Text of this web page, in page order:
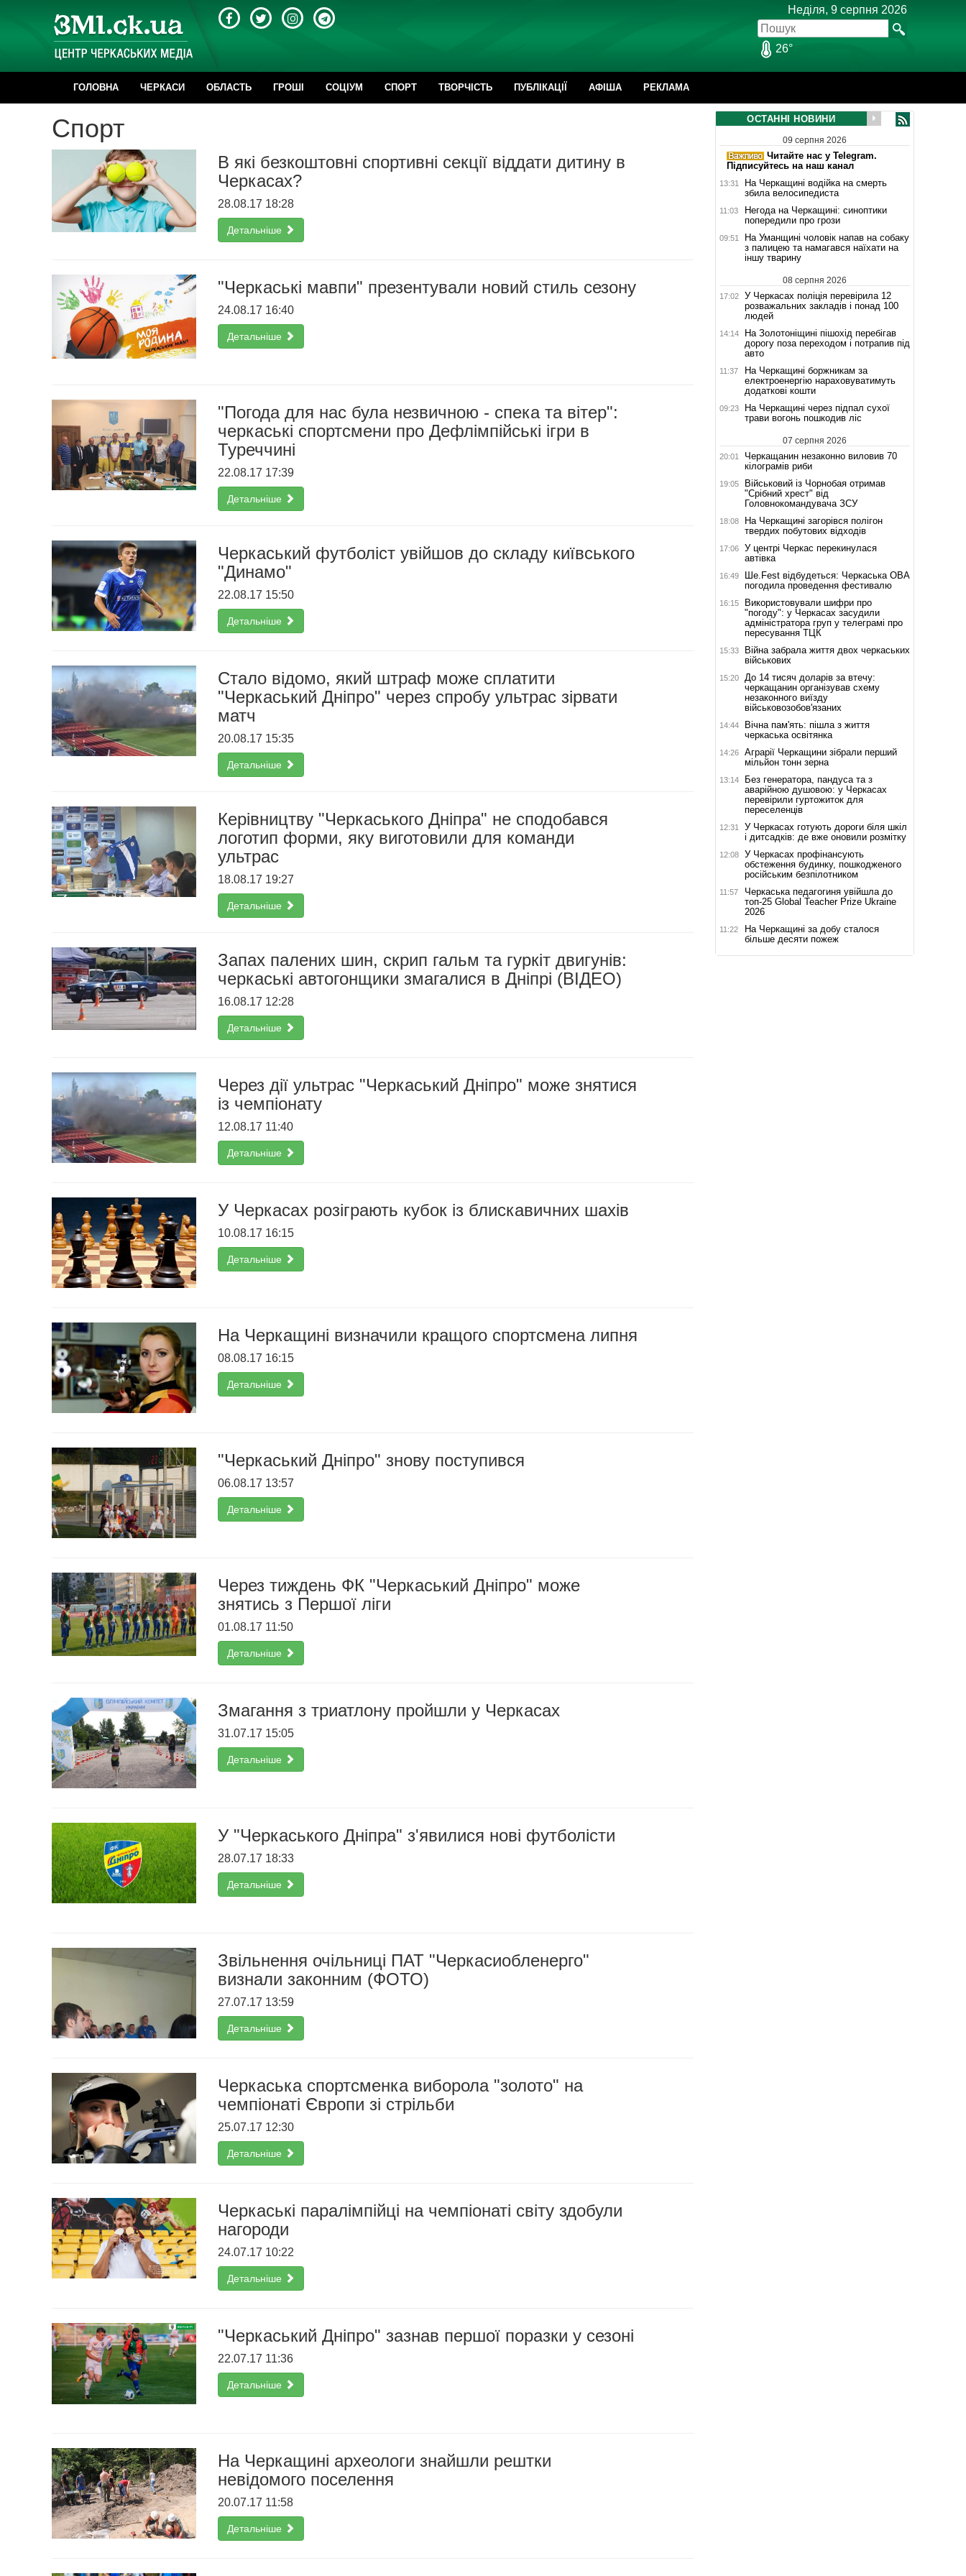
Неділя, 9 серпня 2026
26°
ГОЛОВНА ЧЕРКАСИ ОБЛАСТЬ ГРОШІ CОЦІУМ СПОРТ ТВОРЧІСТЬ ПУБЛІКАЦІЇ АФІША РЕКЛАМА
Cпорт
В які безкоштовні спортивні секції віддати дитину в
Черкасах?
28.08.17 18:28
Детальніше
"Черкаські мавпи" презентували новий стиль сезону
24.08.17 16:40
Детальніше
"Погода для нас була незвичною - спека та вітер":
черкаські спортсмени про Дефлімпійські ігри в
Туреччині
22.08.17 17:39
Детальніше
Черкаський футболіст увійшов до складу київського
"Динамо"
22.08.17 15:50
Детальніше
Стало відомо, який штраф може сплатити
"Черкаський Дніпро" через спробу ультрас зірвати
матч
20.08.17 15:35
Детальніше
Керівництву "Черкаського Дніпра" не сподобався
логотип форми, яку виготовили для команди
ультрас
18.08.17 19:27
Детальніше
Запах палених шин, скрип гальм та гуркіт двигунів:
черкаські автогонщики змагалися в Дніпрі (ВІДЕО)
16.08.17 12:28
Детальніше
Через дії ультрас "Черкаський Дніпро" може знятися
із чемпіонату
12.08.17 11:40
Детальніше
У Черкасах розіграють кубок із блискавичних шахів
10.08.17 16:15
Детальніше
На Черкащині визначили кращого спортсмена липня
08.08.17 16:15
Детальніше
"Черкаський Дніпро" знову поступився
06.08.17 13:57
Детальніше
Через тиждень ФК "Черкаський Дніпро" може
знятись з Першої ліги
01.08.17 11:50
Детальніше
Змагання з триатлону пройшли у Черкасах
31.07.17 15:05
Детальніше
У "Черкаського Дніпра" з'явилися нові футболісти
28.07.17 18:33
Детальніше
Звільнення очільниці ПАТ "Черкасиобленерго"
визнали законним (ФОТО)
27.07.17 13:59
Детальніше
Черкаська спортсменка виборола "золото" на
чемпіонаті Європи зі стрільби
25.07.17 12:30
Детальніше
Черкаські паралімпійці на чемпіонаті світу здобули
нагороди
24.07.17 10:22
Детальніше
"Черкаський Дніпро" зазнав першої поразки у сезоні
22.07.17 11:36
Детальніше
На Черкащині археологи знайшли рештки
невідомого поселення
20.07.17 11:58
Детальніше
ОСТАННІ НОВИНИ
09 серпня 2026
Читайте нас у Telegram.
Підписуйтесь на наш канал
13:31
На Черкащині водійка на смерть
збила велосипедиста
11:03
Негода на Черкащині: синоптики
попередили про грози
09:51
На Уманщині чоловік напав на собаку
з палицею та намагався наїхати на
іншу тварину
08 серпня 2026
17:02
У Черкасах поліція перевірила 12
розважальних закладів і понад 100
людей
14:14
На Золотоніщині пішохід перебігав
дорогу поза переходом і потрапив під
авто
11:37
На Черкащині боржникам за
електроенергію нараховуватимуть
додаткові кошти
09:23
На Черкащині через підпал сухої
трави вогонь пошкодив ліс
07 серпня 2026
20:01
Черкащанин незаконно виловив 70
кілограмів риби
19:05
Військовий із Чорнобая отримав
"Срібний хрест" від
Головнокомандувача ЗСУ
18:08
На Черкащині загорівся полігон
твердих побутових відходів
17:06
У центрі Черкас перекинулася
автівка
16:49
Ше.Fest відбудеться: Черкаська ОВА
погодила проведення фестивалю
16:15
Використовували шифри про
"погоду": у Черкасах засудили
адміністратора груп у телеграмі про
пересування ТЦК
15:33
Війна забрала життя двох черкаських
військових
15:20
До 14 тисяч доларів за втечу:
черкащанин організував схему
незаконного виїзду
військовозобов'язаних
14:44
Вічна пам'ять: пішла з життя
черкаська освітянка
14:26
Аграрії Черкащини зібрали перший
мільйон тонн зерна
13:14
Без генератора, пандуса та з
аварійною душовою: у Черкасах
перевірили гуртожиток для
переселенців
12:31
У Черкасах готують дороги біля шкіл
і дитсадків: де вже оновили розмітку
12:08
У Черкасах профінансують
обстеження будинку, пошкодженого
російським безпілотником
11:57
Черкаська педагогиня увійшла до
топ-25 Global Teacher Prize Ukraine
2026
11:22
На Черкащині за добу сталося
більше десяти пожеж